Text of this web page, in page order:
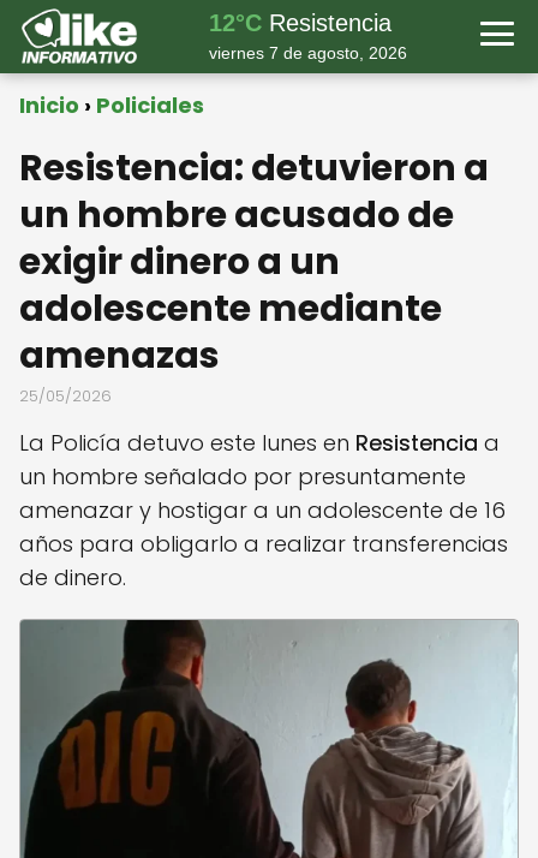
12°CResistencia
viernes 7 de agosto, 2026
Inicio Policiales
Resistencia: detuvieron a
un hombre acusado de
exigir dinero a un
adolescente mediante
amenazas
25/05/2026
La Policía detuvo este lunes en Resistencia a
un hombre señalado por presuntamente
amenazar y hostigar a un adolescente de 16
años para obligarlo a realizar transferencias
de dinero.